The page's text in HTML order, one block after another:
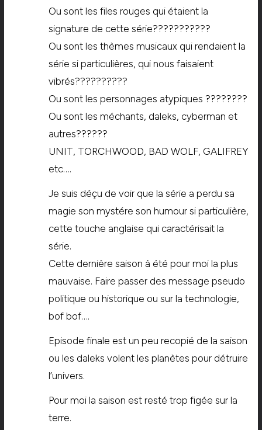
Ou sont les files rouges qui étaient la
signature de cette série???????????
Ou sont les thèmes musicaux qui rendaient la
série si particulières, qui nous faisaient
vibrés??????????
Ou sont les personnages atypiques ????????
Ou sont les méchants, daleks, cyberman et
autres??????
UNIT, TORCHWOOD, BAD WOLF, GALIFREY
etc….
Je suis déçu de voir que la série a perdu sa
magie son mystére son humour si particulière,
cette touche anglaise qui caractérisait la
série.
Cette dernière saison à été pour moi la plus
mauvaise. Faire passer des message pseudo
politique ou historique ou sur la technologie,
bof bof….
Episode finale est un peu recopié de la saison
ou les daleks volent les planètes pour détruire
l’univers.
Pour moi la saison est resté trop figée sur la
terre.